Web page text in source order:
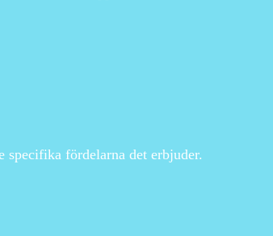
specifika fördelarna det erbjuder.